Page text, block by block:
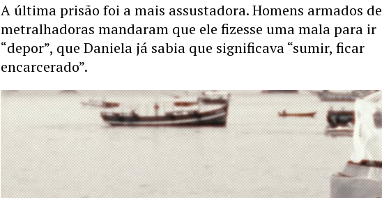
A última prisão foi a mais assustadora. Homens armados de
metralhadoras mandaram que ele fizesse uma mala para ir
“depor”, que Daniela já sabia que significava “sumir, ficar
encarcerado”.